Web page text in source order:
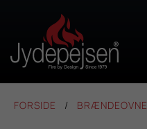
FORSIDE BRÆNDEOVNE